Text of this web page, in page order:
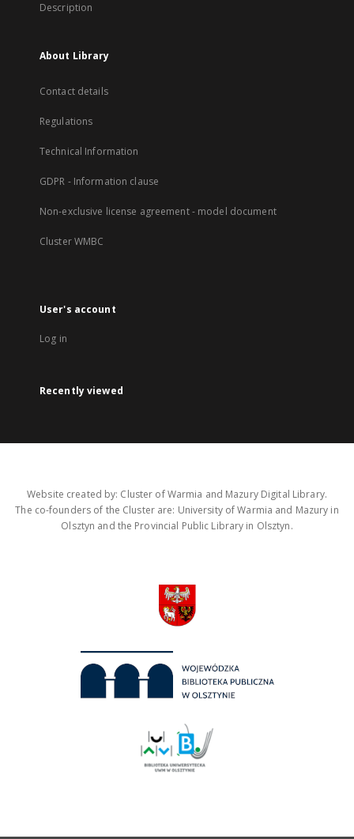
Description
About Library
Contact details
Regulations
Technical Information
GDPR - Information clause
Non-exclusive license agreement - model document
Cluster WMBC
User's account
Log in
Recently viewed
Website created by: Cluster of Warmia and Mazury Digital Library.
The co-founders of the Cluster are: University of Warmia and Mazury in
Olsztyn and the Provincial Public Library in Olsztyn.